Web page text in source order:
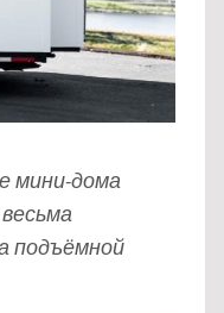
мини-дома
подъёмной